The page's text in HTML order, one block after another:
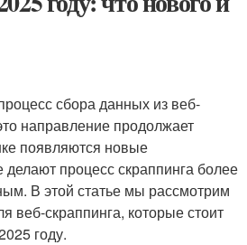
сбора данных из веб-
направление продолжает
появляются новые
процесс скраппинга более
В этой статье мы рассмотрим
веб-скраппинга, которые стоит
году.